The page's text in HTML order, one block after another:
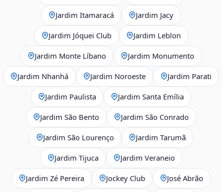
Jardim Itamaracá Jardim Jacy
Jardim Jóquei Club Jardim Leblon
Jardim Monte Líbano Jardim Monumento
Jardim Nhanhá Jardim Noroeste Jardim Parati
Jardim Paulista Jardim Santa Emília
Jardim São Bento Jardim São Conrado
Jardim São Lourenço Jardim Tarumã
Jardim Tijuca Jardim Veraneio
Jardim Zé Pereira Jockey Club José Abrão